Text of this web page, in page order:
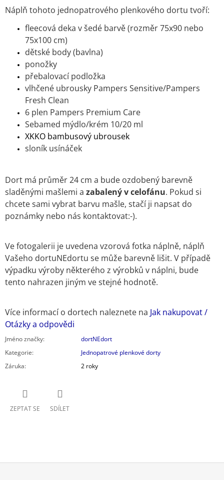
Náplň tohoto jednopatrového plenkového dortu tvoří:
fleecová deka v šedé barvě (rozměr 75x90 nebo
75x100 cm)
dětské body (bavlna)
ponožky
přebalovací podložka
vlhčené ubrousky Pampers Sensitive/Pampers
Fresh Clean
6 plen Pampers Premium Care
Sebamed mýdlo/krém 10/20 ml
XKKO bambusový ubrousek
sloník usínáček
Dort má průměr 24 cm a bude ozdobený barevně
sladěnými mašlemi a zabalený v celofánu. Pokud si
chcete sami vybrat barvu mašle, stačí ji napsat do
poznámky nebo nás kontaktovat:-).
Ve fotogalerii je uvedena vzorová fotka náplně, náplň
Vašeho dortuNEdortu se může barevně lišit. V případě
výpadku výroby některého z výrobků v náplni, bude
tento nahrazen jiným ve stejné hodnotě.
Více informací o dortech naleznete na Jak nakupovat /
Otázky a odpovědi
Jméno značky:
dortNEdort
Kategorie:
Jednopatrové plenkové dorty
Záruka: 2 roky
ZEPTAT SE SDÍLET